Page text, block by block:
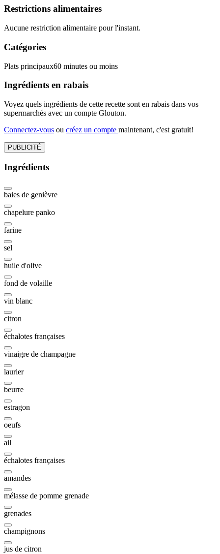
Restrictions alimentaires
Aucune restriction alimentaire pour l'instant.
Catégories
Plats principaux60 minutes ou moins
Ingrédients en rabais
Voyez quels ingrédients de cette recette sont en rabais dans vos
supermarchés avec un compte Glouton.
Connectez-vous ou créez un compte maintenant, c'est gratuit!
PUBLICITÉ
Ingrédients
baies de genièvre
chapelure panko
farine
sel
huile d'olive
fond de volaille
vin blanc
citron
échalotes françaises
vinaigre de champagne
laurier
beurre
estragon
oeufs
ail
échalotes françaises
amandes
mélasse de pomme grenade
grenades
champignons
jus de citron